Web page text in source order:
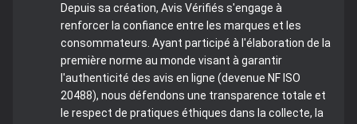
Depuis sa création, Avis Vérifiés s'engage à
renforcer la confiance entre les marques et les
consommateurs. Ayant participé à l'élaboration de la
première norme au monde visant à garantir
l'authenticité des avis en ligne (devenue NF ISO
20488), nous défendons une transparence totale et
le respect de pratiques éthiques dans la collecte, la